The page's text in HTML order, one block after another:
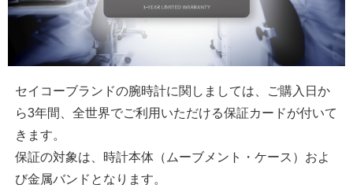
セイコーブランドの腕時計に関しましては、ご購入日か
ら3年間、全世界でご利用いただける保証カードが付いて
きます。
保証の対象は、時計本体（ムーブメント・ケース）およ
び金属バンドとなります。